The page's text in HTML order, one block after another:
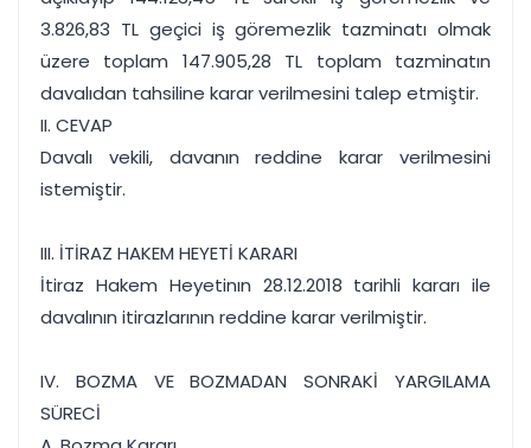
3.826,83 TL geçici iş göremezlik tazminatı olmak
üzere toplam 147.905,28 TL toplam tazminatın
davalıdan tahsiline karar verilmesini talep etmiştir.
II. CEVAP
Davalı vekili, davanın reddine karar verilmesini
istemiştir.
III. İTİRAZ HAKEM HEYETİ KARARI
İtiraz Hakem Heyetinın 28.12.2018 tarihli kararı ile
davalının itirazlarının reddine karar verilmiştir.
IV. BOZMA VE BOZMADAN SONRAKİ YARGILAMA
SÜRECİ